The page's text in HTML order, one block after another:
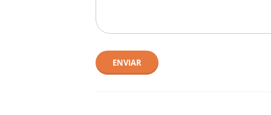
ENVIAR